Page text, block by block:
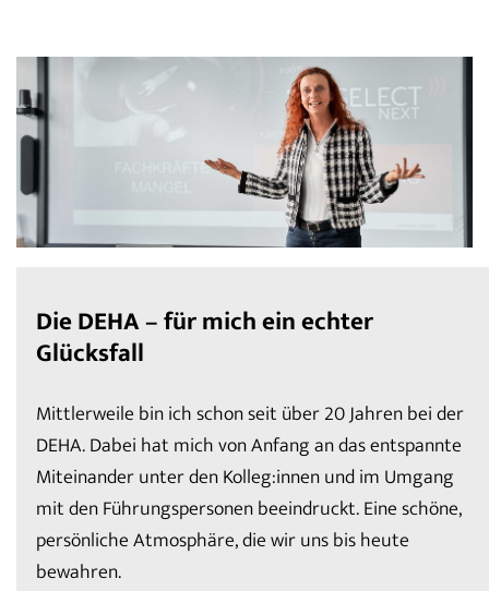
Die DEHA – für mich ein echter
Glücksfall
Mittlerweile bin ich schon seit über 20 Jahren bei der
DEHA. Dabei hat mich von Anfang an das entspannte
Miteinander unter den Kolleg:innen und im Umgang
mit den Führungspersonen beeindruckt. Eine schöne,
persönliche Atmosphäre, die wir uns bis heute
bewahren.